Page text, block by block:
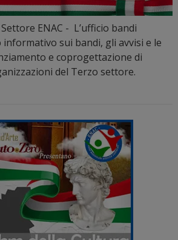
ENAC - L’ufficio bandi
sui bandi, gli avvisi e le
e coprogettazione di
del Terzo settore.